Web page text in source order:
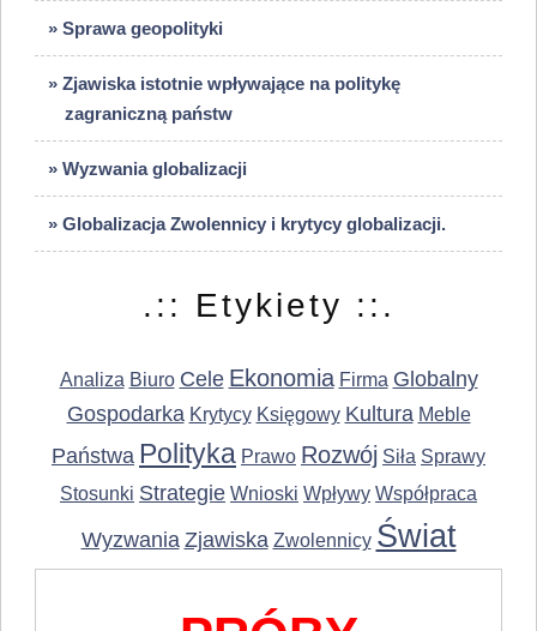
» Sprawa geopolityki
» Zjawiska istotnie wpływające na politykę
zagraniczną państw
» Wyzwania globalizacji
» Globalizacja Zwolennicy i krytycy globalizacji.
.:: Etykiety ::.
Analiza Biuro Cele Ekonomia Firma Globalny
Gospodarka Krytycy Księgowy Kultura Meble
Państwa Polityka Prawo Rozwój Siła Sprawy
Stosunki Strategie Wnioski Wpływy Współpraca
Wyzwania Zjawiska Zwolennicy Świat